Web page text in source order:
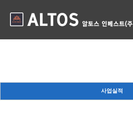
사업실적